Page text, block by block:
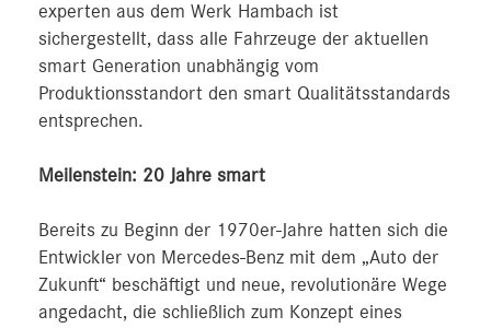
experten aus dem Werk Hambach ist
sichergestellt, dass alle Fahrzeuge der aktuellen
smart Generation unabhängig vom
Produktionsstandort den smart Qualitätsstandards
entsprechen.
Meilenstein: 20 Jahre smart
Bereits zu Beginn der 1970er-Jahre hatten sich die
Entwickler von Mercedes-Benz mit dem „Auto der
Zukunft“ beschäftigt und neue, revolutionäre Wege
angedacht, die schließlich zum Konzept eines